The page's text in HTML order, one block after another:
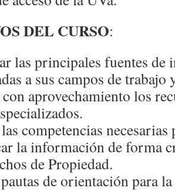
DEL CURSO:
las principales fuentes de
a sus campos de trabajo
aprovechamiento los
competencias necesarias
la información de forma
de Propiedad.
de orientación para